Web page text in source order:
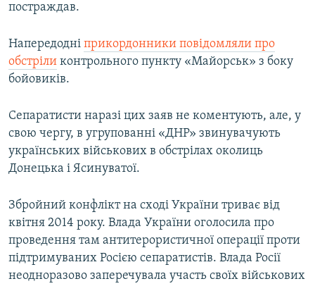
постраждав.
Напередодні прикордонники повідомляли про
обстріли контрольного пункту «Майорськ» з боку
бойовиків.
Сепаратисти наразі цих заяв не коментують, але, у
свою чергу, в угрупованні «ДНР» звинувачують
українських військових в обстрілах околиць
Донецька і Ясинуватої.
Збройний конфлікт на сході України триває від
квітня 2014 року. Влада України оголосила про
проведення там антитерористичної операції проти
підтримуваних Росією сепаратистів. Влада Росії
неодноразово заперечувала участь своїх військових